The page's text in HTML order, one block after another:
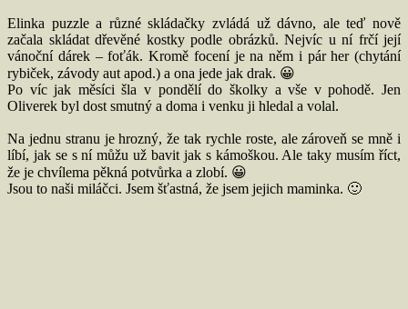
Elinka puzzle a různé skládačky zvládá už dávno, ale teď nově
začala skládat dřevěné kostky podle obrázků. Nejvíc u ní frčí její
vánoční dárek – foťák. Kromě focení je na něm i pár her (chytání
rybiček, závody aut apod.) a ona jede jak drak. 😀
Po víc jak měsíci šla v pondělí do školky a vše v pohodě. Jen
Oliverek byl dost smutný a doma i venku ji hledal a volal.
Na jednu stranu je hrozný, že tak rychle roste, ale zároveň se mně i
líbí, jak se s ní můžu už bavit jak s kámoškou. Ale taky musím říct,
že je chvílema pěkná potvůrka a zlobí. 😀
Jsou to naši miláčci. Jsem šťastná, že jsem jejich maminka. 🙂